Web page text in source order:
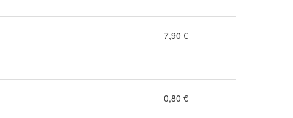
7,90 €
0,80 €